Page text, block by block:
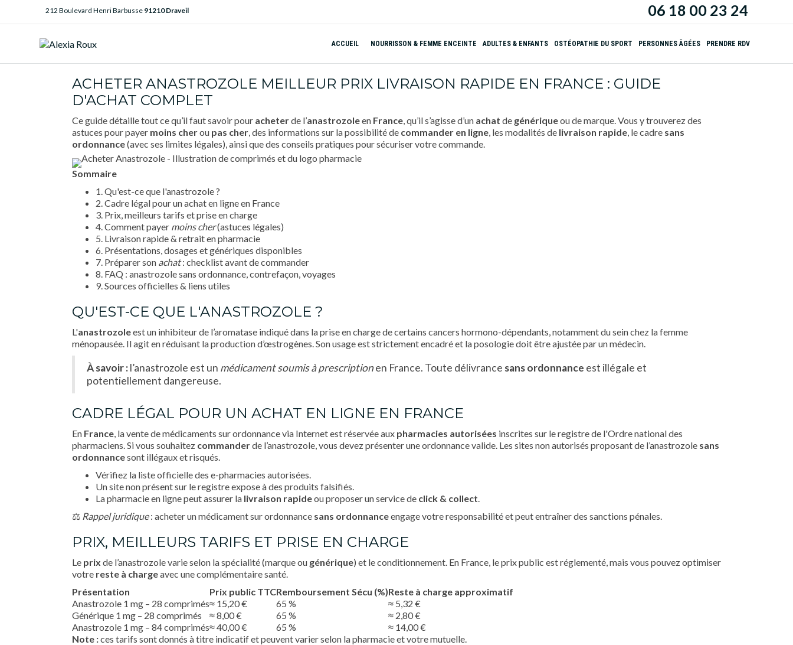
212 Boulevard Henri Barbusse 91210 Draveil 06 18 00 23 24
ACCUEIL NOURRISSON & FEMME ENCEINTE ADULTES & ENFANTS OSTÉOPATHIE DU SPORT PERSONNES ÂGÉES PRENDRE RDV
ACHETER ANASTROZOLE MEILLEUR PRIX LIVRAISON RAPIDE EN FRANCE : GUIDE
D'ACHAT COMPLET
Ce guide détaille tout ce qu’il faut savoir pour acheterde l’anastrozoleen France, qu’il s’agisse d’un achat de génériqueou de marque. Vous y trouverez des
astuces pour payer moins cherou pas cher, des informations sur la possibilité de commander en ligne, les modalités de livraison rapide, le cadre sans
ordonnance(avec ses limites légales), ainsi que des conseils pratiques pour sécuriser votre commande.
Sommaire
1. Qu'est-ce que l'anastrozole ?
2. Cadre légal pour un achat en ligne en France
3. Prix, meilleurs tarifs et prise en charge
4. Comment payer moins cher(astuces légales)
5. Livraison rapide & retrait en pharmacie
6. Présentations, dosages et génériques disponibles
7. Préparer son achat: checklist avant de commander
8. FAQ : anastrozole sans ordonnance, contrefaçon, voyages
9. Sources officielles & liens utiles
QU'EST-CE QUE L'ANASTROZOLE ?
L'anastrozoleest un inhibiteur de l’aromatase indiqué dans la prise en charge de certains cancers hormono-dépendants, notamment du sein chez la femme
ménopausée. Il agit en réduisant la production d’œstrogènes. Son usage est strictement encadré et la posologie doit être ajustée par un médecin.
À savoir :l’anastrozole est un médicament soumis à prescriptionen France. Toute délivrance sans ordonnance est illégale et
potentiellement dangereuse.
CADRE LÉGAL POUR UN ACHAT EN LIGNE EN FRANCE
En France, la vente de médicaments sur ordonnance via Internet est réservée aux pharmacies autorisées inscrites sur le registre de l'Ordre national des
pharmaciens. Si vous souhaitez commanderde l’anastrozole, vous devez présenter une ordonnance valide. Les sites non autorisés proposant de l’anastrozole sans
ordonnancesont illégaux et risqués.
Vérifiez la liste officielle des e-pharmacies autorisées.
Un site non présent sur le registre expose à des produits falsifiés.
La pharmacie en ligne peut assurer la livraison rapideou proposer un service de click & collect.
⚖️ Rappel juridique: acheter un médicament sur ordonnance sans ordonnanceengage votre responsabilité et peut entraîner des sanctions pénales.
PRIX, MEILLEURS TARIFS ET PRISE EN CHARGE
Le prix de l’anastrozole varie selon la spécialité (marque ou générique) et le conditionnement. En France, le prix public est réglementé, mais vous pouvez optimiser
votre reste à chargeavec une complémentaire santé.
Présentation
Prix public TTCRemboursement Sécu (%)Reste à charge approximatif
Anastrozole 1 mg – 28 comprimés≈ 15,20 € 65 %
≈ 5,32 €
Générique 1 mg – 28 comprimés
≈ 8,00 € 65 %
≈ 2,80 €
Anastrozole 1 mg – 84 comprimés≈ 40,00 € 65 %
≈ 14,00 €
Note :ces tarifs sont donnés à titre indicatif et peuvent varier selon la pharmacie et votre mutuelle.